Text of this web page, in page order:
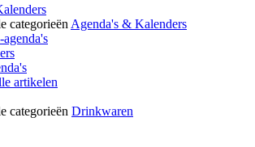
categorieën Agenda's & Kalenders
artikelen
categorieën Drinkwaren